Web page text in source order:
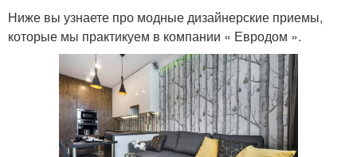
Ниже вы узнаете про модные дизайнерские приемы,
которые мы практикуем в компании « Евродом ».